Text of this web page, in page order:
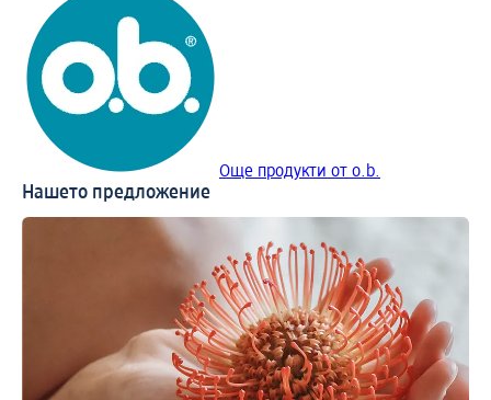
Още продукти от o.b.
Нашето предложение